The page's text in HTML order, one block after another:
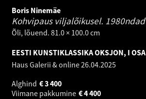
Boris Ninemäe
Kohvipaus viljalõikusel. 1980ndad
Õli, lõuend. 81.0 × 100.0 cm
EESTI KUNSTIKLASSIKA OKSJON, I OSA
Haus Galerii & online26.04.2025
Alghind
3 400
€
Viimane pakkumine
4 400
€